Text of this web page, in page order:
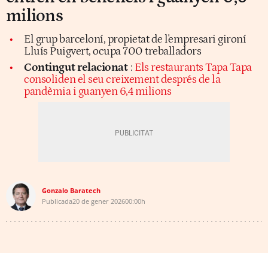
milions
El grup barceloní, propietat de l'empresari gironí
Lluís Puigvert, ocupa 700 treballadors
Contingut relacionat : Els restaurants Tapa Tapa
consoliden el seu creixement després de la
pandèmia i guanyen 6,4 milions
Gonzalo Baratech
Publicada20 de gener 202600:00h